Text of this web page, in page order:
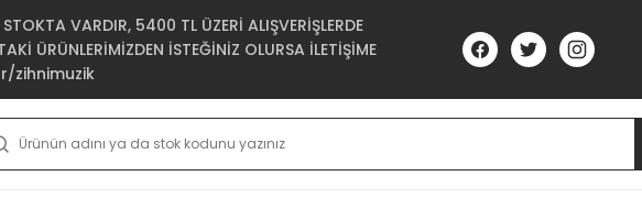
VARDIR, 5400 TL ÜZERİ ALIŞVERİŞLERDE
ÜRÜNLERİMİZDEN İSTEĞİNİZ OLURSA İLETİŞİME
zihnimuzik